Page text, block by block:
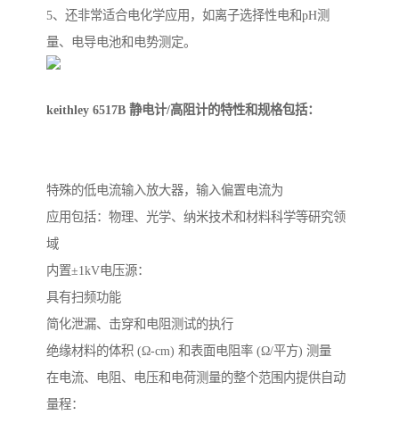
5、还非常适合电化学应用，如离子选择性电和pH测
量、电导电池和电势测定。
keithley 6517B 静电计/高阻计的特性和规格包括：
特殊的低电流输入放大器，输入偏置电流为
应用包括：物理、光学、纳米技术和材料科学等研究领
域
内置±1kV电压源：
具有扫频功能
简化泄漏、击穿和电阻测试的执行
绝缘材料的体积 (Ω-cm) 和表面电阻率 (Ω/平方) 测量
在电流、电阻、电压和电荷测量的整个范围内提供自动
量程：